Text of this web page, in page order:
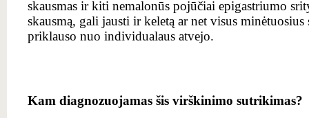
skausmas ir kiti nemalonūs pojūčiai epigastriumo
skausmą, gali jausti ir keletą ar net visus
priklauso nuo individualaus atvejo.
Kam diagnozuojamas šis virškinimo sutrikimas?